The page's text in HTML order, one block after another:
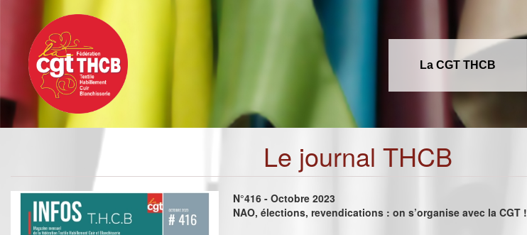
contenu
principal
La CGT THCB
Le journal THCB
N°416 - Octobre 2023
NAO, élections, revendications : on s’organise avec la CGT !